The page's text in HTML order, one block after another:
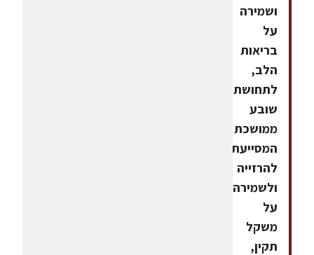
ושמירה
על
בריאות
הלב,
לתחושת
שובע
ממושכת
המסייעת
להרזייה
ולשמירה
על
משקל
תקין,